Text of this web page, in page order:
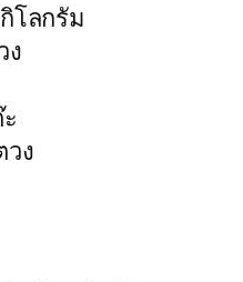
โลกรัม
ง
ง